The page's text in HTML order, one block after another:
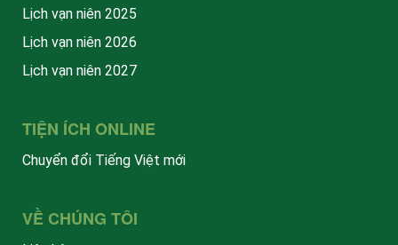
Lịch vạn niên 2025
Lịch vạn niên 2026
Lịch vạn niên 2027
TIỆN ÍCH ONLINE
Chuyển đổi Tiếng Việt mới
VỀ CHÚNG TÔI